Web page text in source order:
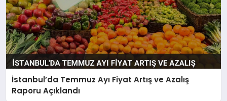
İstanbul’da Temmuz Ayı Fiyat Artış ve Azalış
Raporu Açıklandı